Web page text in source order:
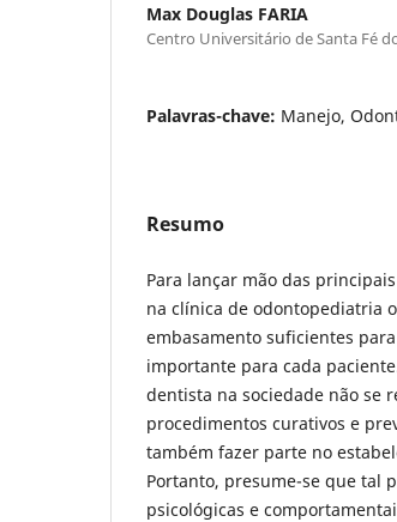
Max Douglas FARIA
Centro Universitário de Santa Fé
Palavras-chave: Manejo,
Resumo
Para lançar mão das
na clínica de odontopediatria
embasamento suficientes
importante para cada
dentista na sociedade não se
procedimentos curativos e
também fazer parte no
Portanto, presume-se que tal
psicológicas e